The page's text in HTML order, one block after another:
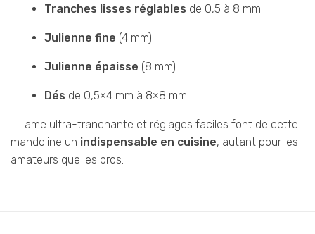
Tranches lisses réglables de 0,5 à 8 mm
Julienne fine (4 mm)
Julienne épaisse (8 mm)
Dés de 0,5×4 mm à 8×8 mm
Lame ultra-tranchante et réglages faciles font de cette
mandoline un indispensable en cuisine, autant pour les
amateurs que les pros.